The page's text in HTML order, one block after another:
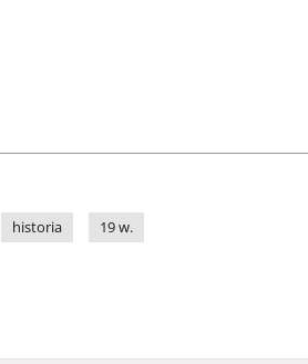
historia 19 w.